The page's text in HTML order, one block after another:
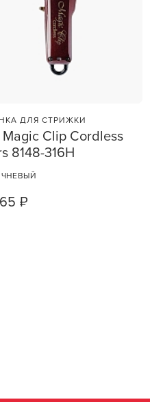
бренд кардинально
на совершенно новый
ДЛЯ СТРИЖКИ
Magic Clip Cordless
8148-316H
₽